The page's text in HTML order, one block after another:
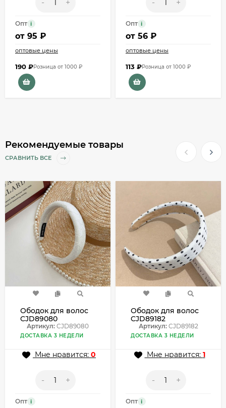
- +
Опт i
от 95 ₽
оптовые цены
190 ₽Розница от 1000 ₽
- +
Опт i
от 56 ₽
оптовые цены
113 ₽Розница от 1000 ₽
Рекомендуемые товары
СРАВНИТЬ ВСЕ
Ободок для волос
CJD89080
Артикул: CJD89080
ДОСТАВКА 3 НЕДЕЛИ
Мне нравится: 0
- +
Опт i
Ободок для волос
CJD89182
Артикул:CJD89182
ДОСТАВКА 3 НЕДЕЛИ
Мне нравится: 1
- +
Опт i